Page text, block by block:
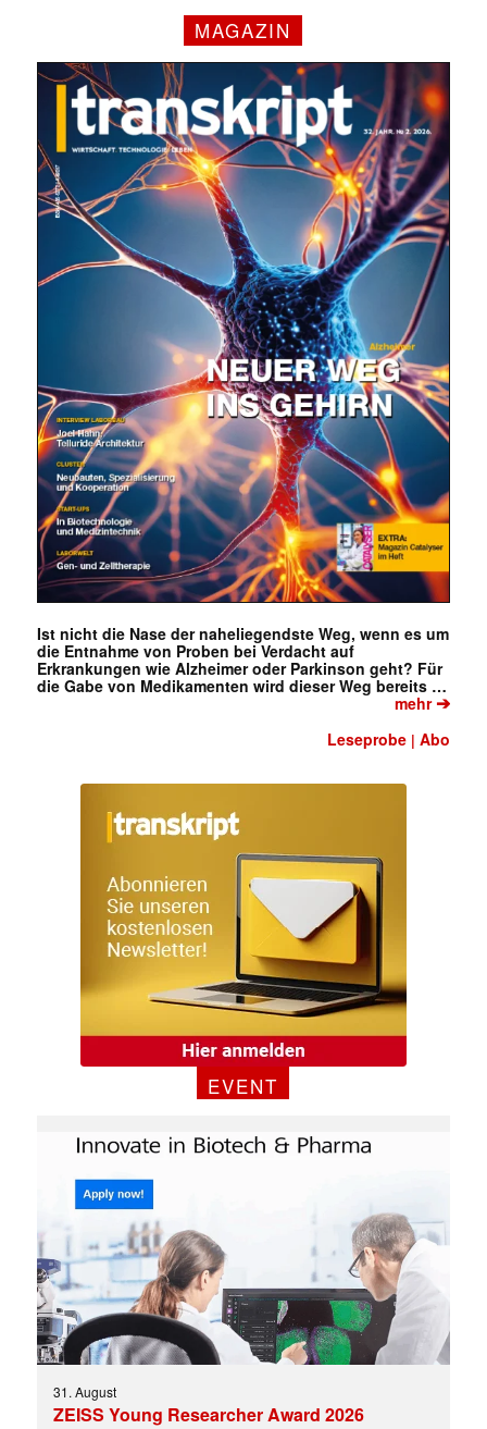
✕
MAGAZIN
Ist nicht die Nase der naheliegendste Weg, wenn es um
die Entnahme von Proben bei Verdacht auf
Erkrankungen wie Alzheimer oder Parkinson geht? Für
die Gabe von Medikamenten wird dieser Weg bereits …
mehr➔
Leseprobe |Abo
EVENT
31. August
ZEISS Young Researcher Award 2026